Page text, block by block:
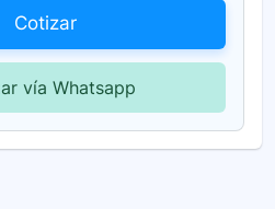
Cotizar
vía Whatsapp